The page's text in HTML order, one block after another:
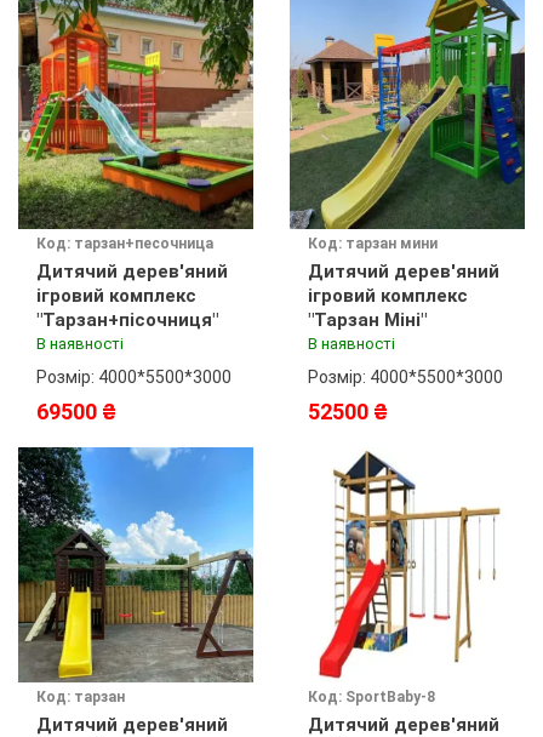
Код: тарзан+песочница
Дитячий дерев'яний
ігровий комплекс
"Тарзан+пісочниця"
В наявності
Розмір: 4000*5500*3000
69500 ₴
Код: тарзан мини
Дитячий дерев'яний
ігровий комплекс
"Тарзан Міні"
В наявності
Розмір: 4000*5500*3000
52500 ₴
Код: тарзан
Дитячий дерев'яний
Код: SportBaby-8
Дитячий дерев'яний